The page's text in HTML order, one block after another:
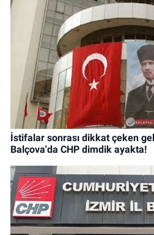
İstifalar sonrası dikkat çeken
Balçova'da CHP dimdik ayakta!